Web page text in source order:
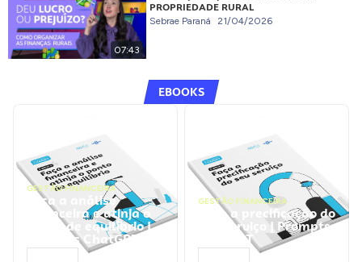
07:43
PROPRIEDADE RURAL
Sebrae Paraná 21/04/2026
EBOOKS
GESTÃO FINANCEIRA
Faça a análise
financeira e atinja o
ponto de equilíbrio |
Prompts ChatGPT
GESTÃO FINANCEIRA
Faça a precificação do
seu serviço | Prompts
ChatGPT